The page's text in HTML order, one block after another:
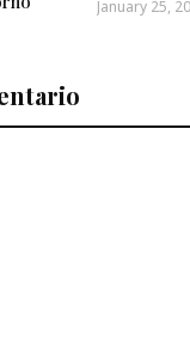
January 25,